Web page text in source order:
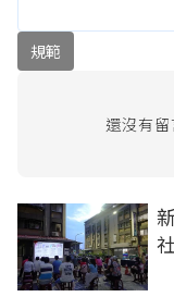
規範
還沒有